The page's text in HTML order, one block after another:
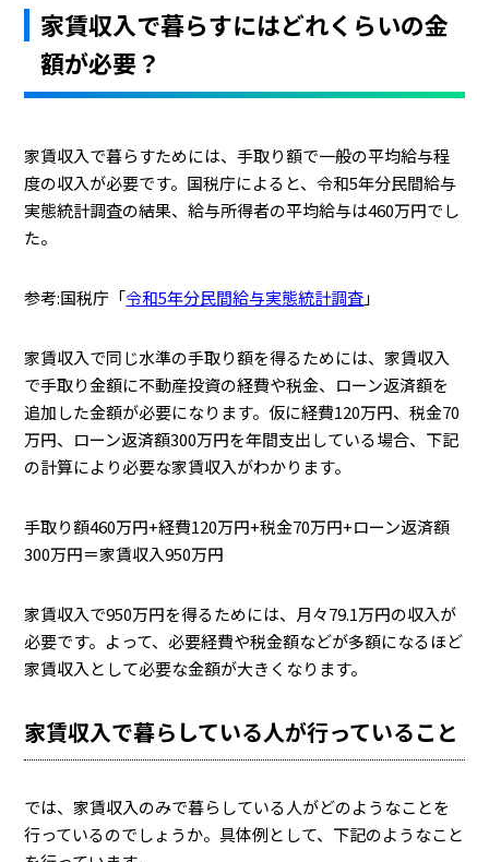
家賃収入で暮らすにはどれくらいの金
額が必要？
家賃収入で暮らすためには、手取り額で一般の平均給与程
度の収入が必要です。国税庁によると、令和5年分民間給与
実態統計調査の結果、給与所得者の平均給与は460万円でし
た。
参考:国税庁「令和5年分民間給与実態統計調査」
家賃収入で同じ水準の手取り額を得るためには、家賃収入
で手取り金額に不動産投資の経費や税金、ローン返済額を
追加した金額が必要になります。仮に経費120万円、税金70
万円、ローン返済額300万円を年間支出している場合、下記
の計算により必要な家賃収入がわかります。
手取り額460万円+経費120万円+税金70万円+ローン返済額
300万円＝家賃収入950万円
家賃収入で950万円を得るためには、月々79.1万円の収入が
必要です。よって、必要経費や税金額などが多額になるほど
家賃収入として必要な金額が大きくなります。
家賃収入で暮らしている人が行っていること
では、家賃収入のみで暮らしている人がどのようなことを
行っているのでしょうか。具体例として、下記のようなこと